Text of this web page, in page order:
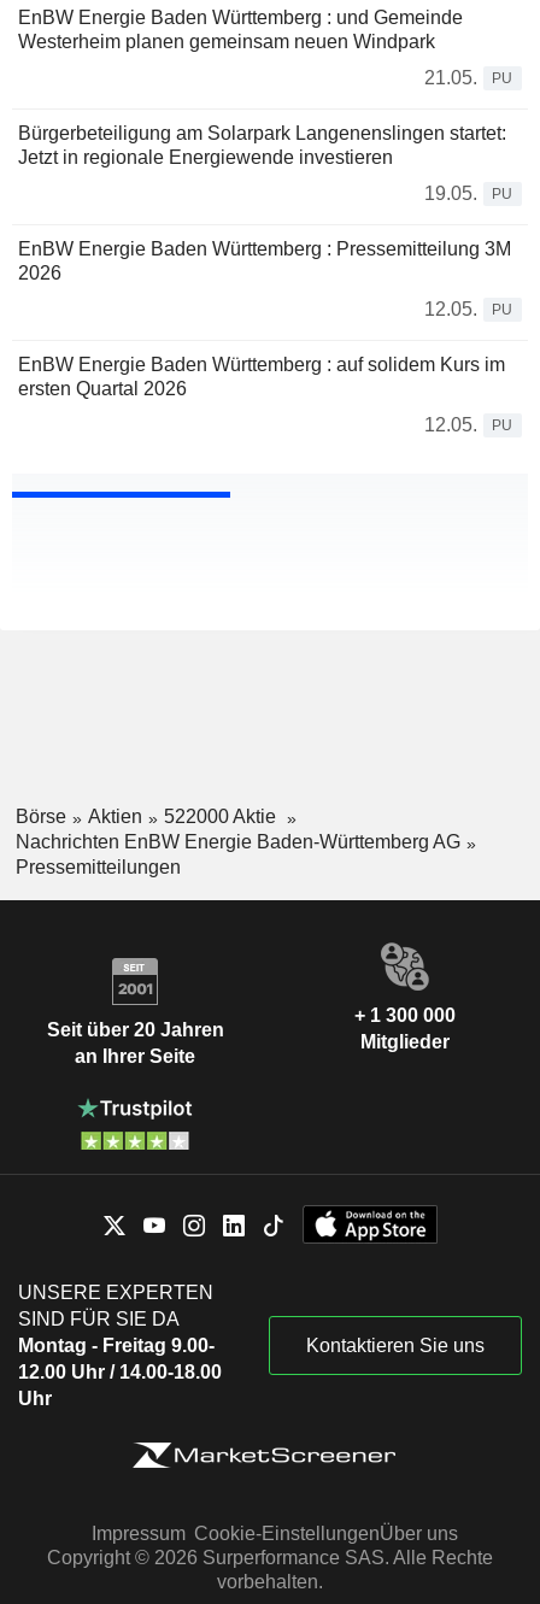
EnBW Energie Baden Württemberg : und Gemeinde
Westerheim planen gemeinsam neuen Windpark
21.05.
PU
Bürgerbeteiligung am Solarpark Langenenslingen startet:
Jetzt in regionale Energiewende investieren
19.05.
PU
EnBW Energie Baden Württemberg : Pressemitteilung 3M
2026
12.05.
PU
EnBW Energie Baden Württemberg : auf solidem Kurs im
ersten Quartal 2026
12.05.
PU
Börse Aktien
522000 Aktie
Nachrichten EnBW Energie Baden-Württemberg AG
Pressemitteilungen
Seit über 20 Jahren
an Ihrer Seite
+ 1 300 000
Mitglieder
UNSERE EXPERTEN
SIND FÜR SIE DA
Montag - Freitag 9.00-
12.00 Uhr / 14.00-18.00
Uhr
Kontaktieren Sie uns
Impressum Cookie-EinstellungenÜber uns
Copyright © 2026 Surperformance SAS. Alle Rechte
vorbehalten.